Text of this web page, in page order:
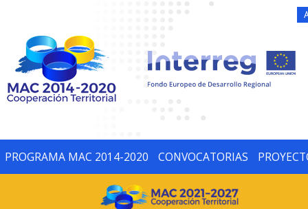
PROGRAMA MAC 2014-2020 CONVOCATORIAS